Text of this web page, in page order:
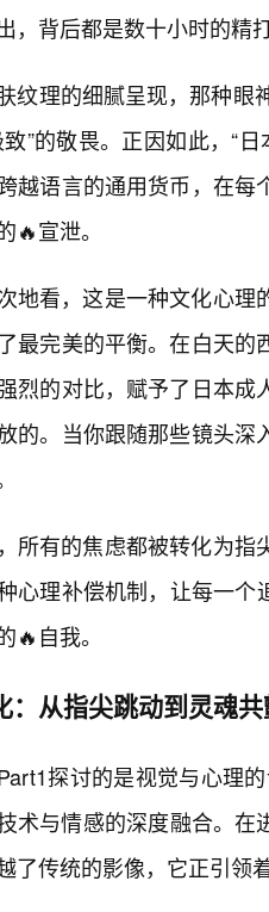
，背后都是数十小时的精
纹理的细腻呈现，那种
”的敬畏。正因如此，“
越语言的通用货币，在
🔥宣泄。
地看，这是一种文化心
最完美的平衡。在白天
烈的对比，赋予了日本
的。当你跟随那些镜头
所有的焦虑都被转化为指
心理补偿机制，让每一个
🔥自我。
：从指尖跳动到灵魂
探讨的是视觉与心理
与情感的深度融合。在
了传统的影像，它正引领